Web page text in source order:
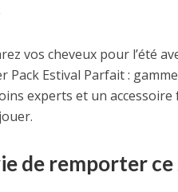
vos cheveux pour l’été
Pack Estival Parfait :
experts et un
de remporter